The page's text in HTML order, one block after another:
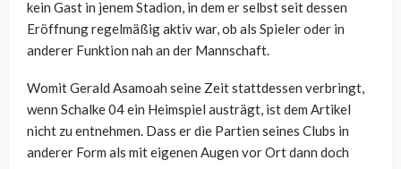
kein Gast in jenem Stadion, in dem er selbst seit dessen
Eröffnung regelmäßig aktiv war, ob als Spieler oder in
anderer Funktion nah an der Mannschaft.
Womit Gerald Asamoah seine Zeit stattdessen verbringt,
wenn Schalke 04 ein Heimspiel austrägt, ist dem Artikel
nicht zu entnehmen. Dass er die Partien seines Clubs in
anderer Form als mit eigenen Augen vor Ort dann doch